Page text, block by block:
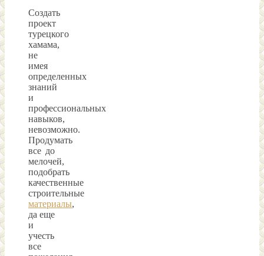
Создать
проект
турецкого
хамама,
не
имея
определенных
знаний
и
профессиональных
навыков,
невозможно.
Продумать
все до
мелочей,
подобрать
качественные
строительные
материалы,
да еще
и
учесть
все